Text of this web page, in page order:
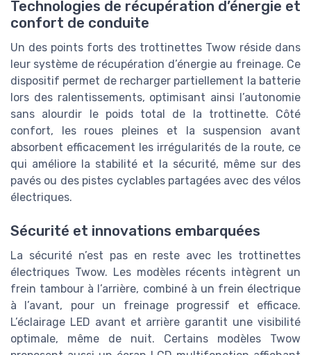
Technologies de récupération d’énergie et
confort de conduite
Un des points forts des trottinettes Twow réside dans
leur système de récupération d’énergie au freinage. Ce
dispositif permet de recharger partiellement la batterie
lors des ralentissements, optimisant ainsi l’autonomie
sans alourdir le poids total de la trottinette. Côté
confort, les roues pleines et la suspension avant
absorbent efficacement les irrégularités de la route, ce
qui améliore la stabilité et la sécurité, même sur des
pavés ou des pistes cyclables partagées avec des vélos
électriques.
Sécurité et innovations embarquées
La sécurité n’est pas en reste avec les trottinettes
électriques Twow. Les modèles récents intègrent un
frein tambour à l’arrière, combiné à un frein électrique
à l’avant, pour un freinage progressif et efficace.
L’éclairage LED avant et arrière garantit une visibilité
optimale, même de nuit. Certains modèles Twow